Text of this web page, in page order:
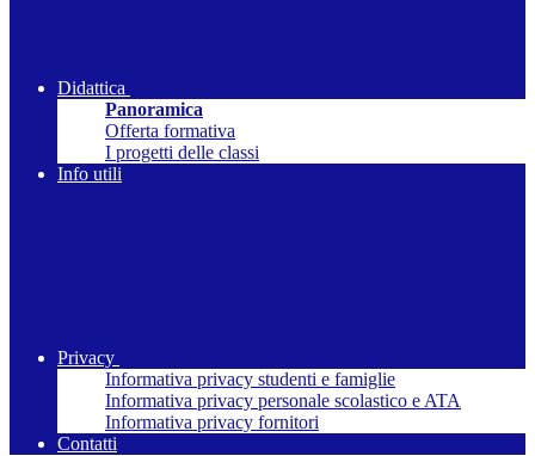
Didattica
Panoramica
Offerta formativa
I progetti delle classi
Info utili
Privacy
Informativa privacy studenti e famiglie
Informativa privacy personale scolastico e ATA
Informativa privacy fornitori
Contatti